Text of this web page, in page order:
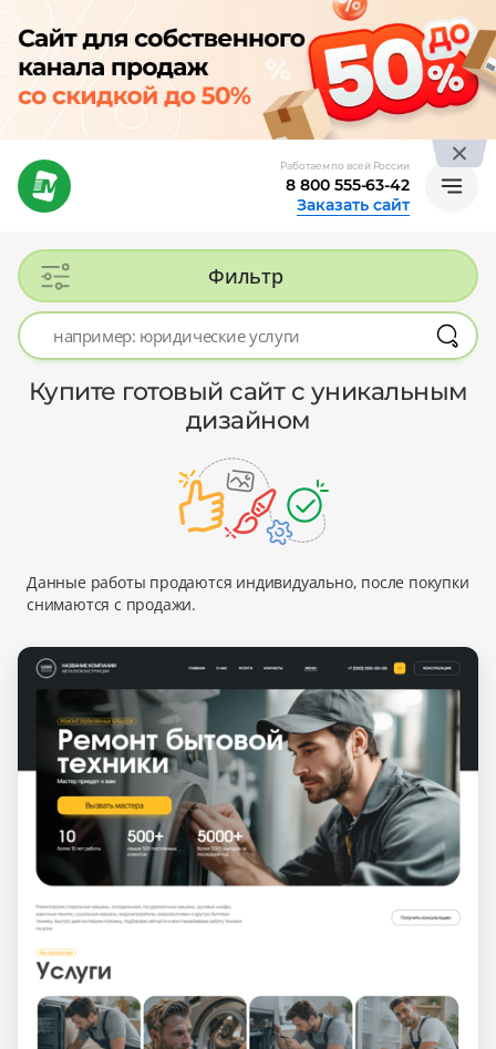
Работаем по всей России
8 800 555-63-42
Заказать сайт
Фильтр
Купите готовый сайт с уникальным
дизайном
Данные работы продаются индивидуально, после покупки
снимаются с продажи.